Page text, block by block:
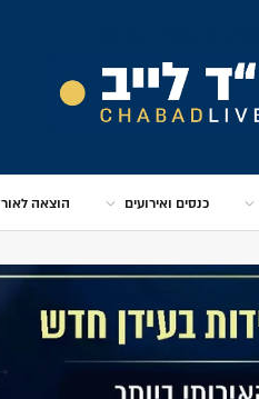
כנסים ואירועים הוצאה לאור